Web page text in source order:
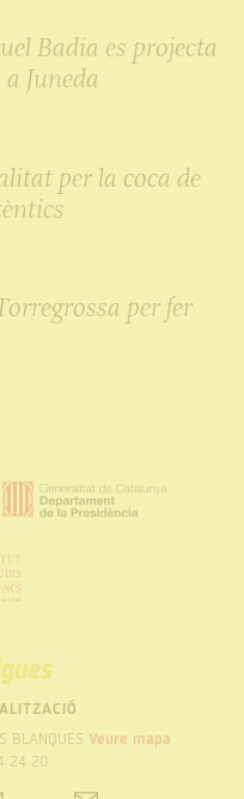
Badia es projecta
Juneda
per la coca de
per fer
BLANQUES Veure mapa
24 20